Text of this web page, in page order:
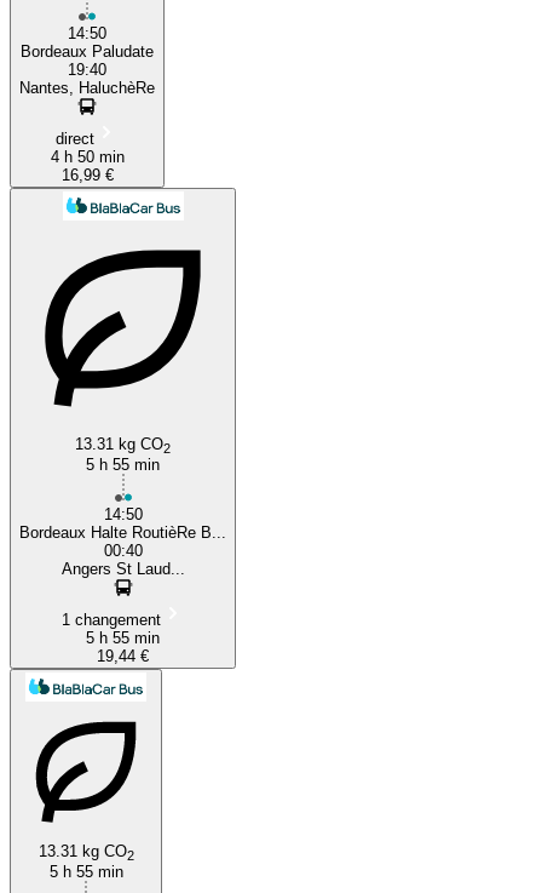
14:50
Bordeaux Paludate
19:40
Nantes, HaluchèRe
direct
4 h 50 min
16,99 €
13.31 kg CO2
5 h 55 min
14:50
Bordeaux Halte RoutièRe B...
00:40
Angers St Laud...
1 changement
5 h 55 min
19,44 €
13.31 kg CO2
5 h 55 min